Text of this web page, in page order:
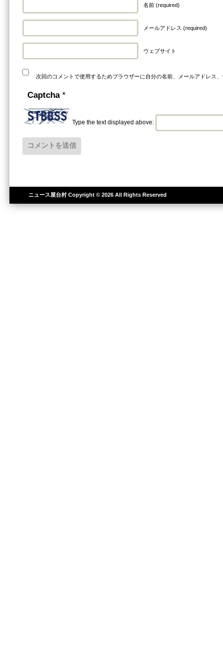
名前 (required)
メールアドレス (required)
ウェブサイト
次回のコメントで使用するためブラウザーに自分の名前、メールアドレス
Captcha *
Type the text displayed above:
ニュース屋台村Copyright © 2026 All Rights Reserved